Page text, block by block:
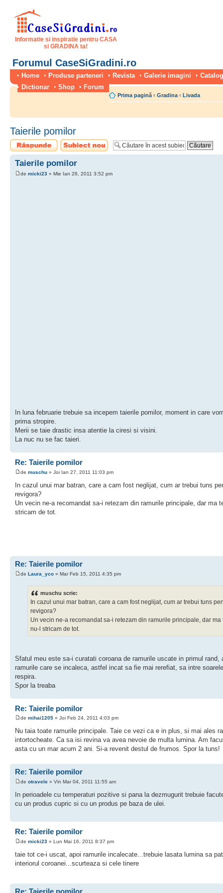
Informatie si inspiratie pentru CASA
si GRADINA ta!
Forumul CaseSiGradini.ro
Home Produse parteneri Revista Galerie imagini
Dictionar
Shop Forum
Prima pagină ‹ Gradina ‹ Livada
Taierile pomilor
Scrie un răspuns
Scrie un subiect
nou
Taierile pomilor
de micki23 » Mie Ian 26, 2011 3:52 pm
In luna februarie trebuie sa incepem taierile pomilor, moment in care
prima stropire.
Merii se taie drastic insa atentie la ciresi si visini.
La nuc nu se fac taieri.
Re: Taierile pomilor
de muschu » Joi Ian 27, 2011 11:03 pm
In cazul unui mar batran, care a cam fost neglijat, cum ar trebui tuns
revigora?
Un vecin ne-a recomandat sa-i retezam din ramurile principale, dar ma
stricam de tot.
Re: Taierile pomilor
de Laura_yco » Mar Feb 15, 2011 4:35 pm
muschu scrie:
In cazul unui mar batran, care a cam fost neglijat, cum ar trebui tuns
revigora?
Un vecin ne-a recomandat sa-i retezam din ramurile principale, dar ma
nu-l stricam de tot.
Sfatul meu este sa-i curatati coroana de ramurile uscate in primul rand,
ramurile care se incaleca, astfel incat sa fie mai rerefiat, sa intre
respira.
Spor la treaba
Re: Taierile pomilor
de mihai1205 » Joi Feb 24, 2011 4:03 pm
Nu taia toate ramurile principale. Taie ce vezi ca e in plus, si mai ales
intortocheate. Ca sa isi revina va avea nevoie de multa lumina. Am
asta cu un mar acum 2 ani. Si-a revenit destul de frumos. Spor la tuns!
Re: Taierile pomilor
de otravele » Vin Mar 04, 2011 11:55 am
In perioadele cu temperaturi pozitive si pana la dezmugurit trebuie
cu un produs cupric si cu un produs pe baza de ulei.
Re: Taierile pomilor
de micki23 » Lun Mai 16, 2011 8:37 pm
taie tot ce-i uscat, apoi ramurile incalecate...trebuie lasata lumina sa
interiorul coroanei...scurteaza si cele tinere